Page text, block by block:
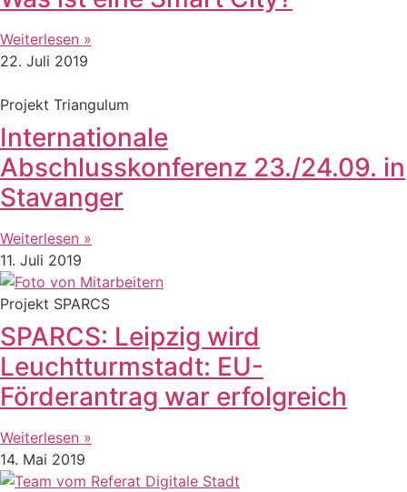
Weiterlesen »
22. Juli 2019
Projekt Triangulum
Internationale
Abschlusskonferenz 23./24.09. in
Stavanger
Weiterlesen »
11. Juli 2019
Projekt SPARCS
SPARCS: Leipzig wird
Leuchtturmstadt: EU-
Förderantrag war erfolgreich
Weiterlesen »
14. Mai 2019